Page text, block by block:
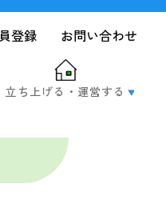
登録 お問い合わせ
立ち上げる・運営する